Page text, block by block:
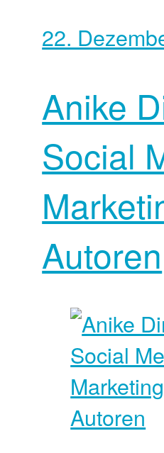
22.
Anike
Social
Autoren